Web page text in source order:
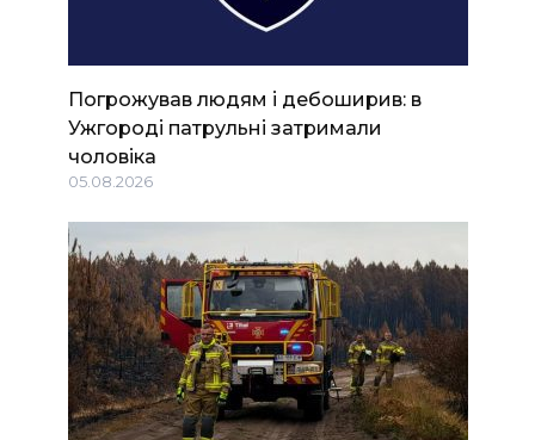
Погрожував людям і дебоширив: в
Ужгороді патрульні затримали
чоловіка
05.08.2026